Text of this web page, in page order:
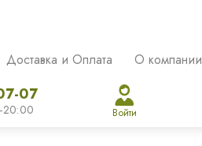
Доставка и Оплата О компании
07
20:00 Войти